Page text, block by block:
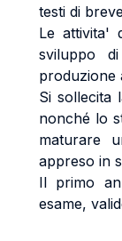
testi di
Le attivita'
sviluppo
produzione
Si sollecita
nonché lo
maturare
appreso in
Il primo
esame,